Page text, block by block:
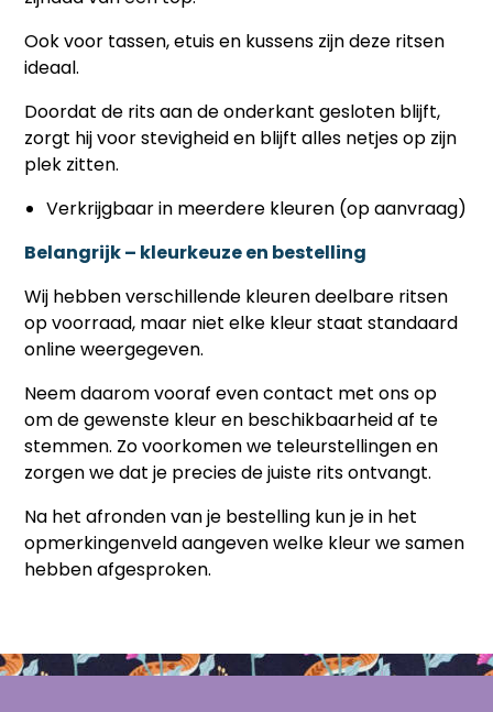
Ook voor tassen, etuis en kussens zijn deze ritsen
ideaal.
Doordat de rits aan de onderkant gesloten blijft,
zorgt hij voor stevigheid en blijft alles netjes op zijn
plek zitten.
Verkrijgbaar in meerdere kleuren (op aanvraag)
Belangrijk – kleurkeuze en bestelling
Wij hebben verschillende kleuren deelbare ritsen
op voorraad, maar niet elke kleur staat standaard
online weergegeven.
Neem daarom vooraf even contact met ons op
om de gewenste kleur en beschikbaarheid af te
stemmen. Zo voorkomen we teleurstellingen en
zorgen we dat je precies de juiste rits ontvangt.
Na het afronden van je bestelling kun je in het
opmerkingenveld aangeven welke kleur we samen
hebben afgesproken.